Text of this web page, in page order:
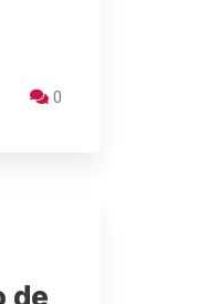
0
de